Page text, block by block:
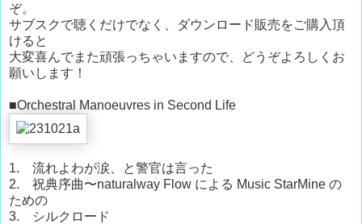
ぞ。
サブスクで聴くだけでなく、ダウンロード販売をご購入頂
けると
大変喜んでまた頑張っちゃいますので、どうぞよろしくお
願いします！
■Orchestral Manoeuvres in Second Life
1. 流れよわが涙、と警官は言った
2. 祝典序曲〜naturalway Flow による Music StarMine の
ための
3. シルクロード